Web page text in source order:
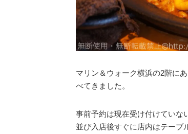
マリン＆ウォーク横浜の2階に
べてきました。
事前予約は現在受け付けていな
並び入店後すぐに店内はテーブ